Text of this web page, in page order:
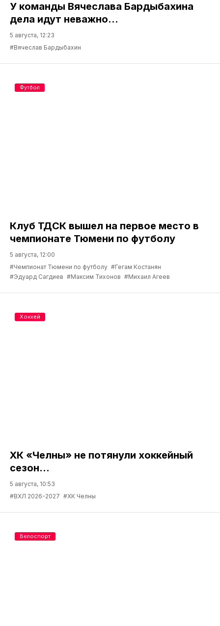
У команды Вячеслава Бардыбахина
дела идут неважно…
5 августа, 12:23
#Вячеслав Бардыбахин
Клуб ТДСК вышел на первое место в
чемпионате Тюмени по футболу
5 августа, 12:00
#Чемпионат Тюмени по футболу #Гегам Костанян
#Эдуард Сагдиев #Максим Тихонов #Михаил Агеев
Футбол
ХК «Челны» не потянули хоккейный
сезон...
5 августа, 10:53
#ВХЛ 2026-2027 #ХК Челны
Хоккей
Велоспорт